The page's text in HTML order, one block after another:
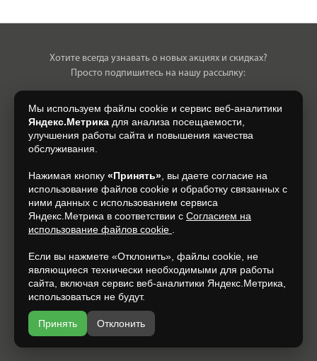
Хотите всегда узнавать о новых акциях и скидках?
Просто подпишитесь на нашу рассылку:
Нажимая на кнопку, я даю свое согласие на обработку моих
персональных данных, на условиях и для целей, определенных в
Подписаться
+7 (930) 305-85-90
Разработка и продвижение —
Мы используем файлы cookie и сервис веб-аналитики
Яндекс.Метрика для анализа посещаемости,
улучшения работы сайта и повышения качества
обслуживания.
Нажимая кнопку «Принять» , вы даете согласие на
использование файлов cookie и обработку связанных с
ними данных с использованием сервиса
Яндекс.Метрика в соответствии с Согласием на
использование файлов cookie
Если вы нажмете «Отклонить», файлы cookie, не
являющиеся технически необходимыми для работы
сайта, включая сервис веб-аналитики Яндекс.Метрика,
использоваться не будут.
Принять Отклонить